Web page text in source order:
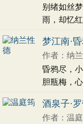
别绪如丝
雨，却忆
梦江南·
作者：纳
昏鸦尽，
胆瓶梅，
酒泉子·
作者：温